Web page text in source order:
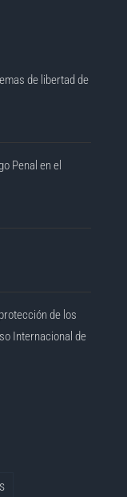
de libertad de
Penal en el
de los
Internacional de